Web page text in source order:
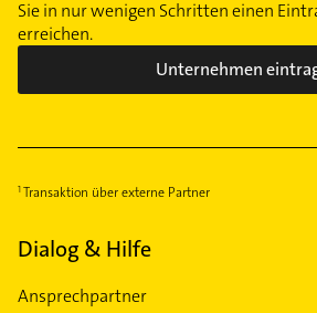
Sie in nur wenigen Schritten einen
erreichen.
Unternehmen
Transaktion über externe Partner
Dialog & Hilfe
Ansprechpartner